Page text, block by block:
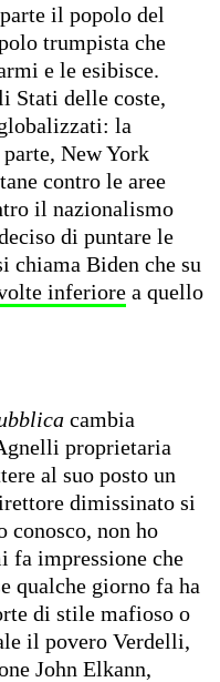
il popolo del
trumpista che
e le esibisce.
Stati delle coste,
la
New York
contro le aree
il nazionalismo
di puntare le
chiama Biden che su
inferiore a quello
cambia
proprietaria
al suo posto un
dimissinato si
conosco, non ho
fa impressione che
qualche giorno fa ha
di stile mafioso o
il povero Verdelli,
John Elkann,